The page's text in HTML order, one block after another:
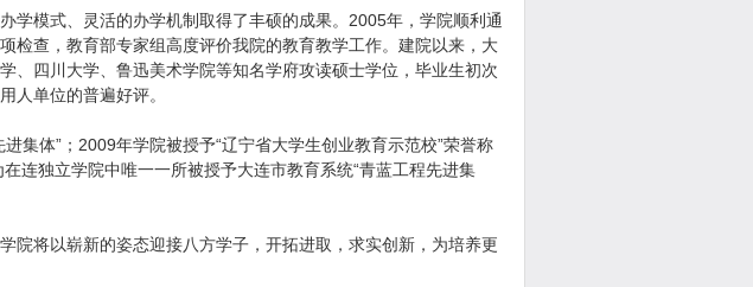
模式、灵活的办学机制取得了丰硕的成果。2005年，学院顺利通
检查，教育部专家组高度评价我院的教育教学工作。建院以来，大
、四川大学、鲁迅美术学院等知名学府攻读硕士学位，毕业生初次
人单位的普遍好评。
体”；2009年学院被授予“辽宁省大学生创业教育示范校”荣誉称
连独立学院中唯一一所被授予大连市教育系统“青蓝工程先进集
将以崭新的姿态迎接八方学子，开拓进取，求实创新，为培养更